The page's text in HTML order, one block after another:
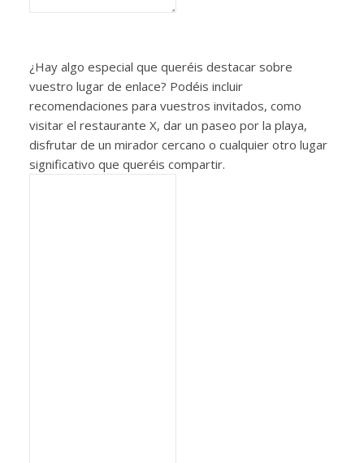
¿Hay algo especial que queréis destacar sobre
vuestro lugar de enlace? Podéis incluir
recomendaciones para vuestros invitados, como
visitar el restaurante X, dar un paseo por la playa,
disfrutar de un mirador cercano o cualquier otro lugar
significativo que queréis compartir.